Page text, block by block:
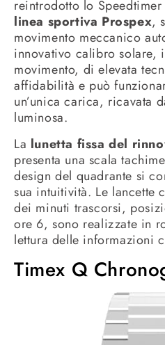
reintrodotto lo
linea sportiva Prospex,
movimento meccanico
innovativo calibro
movimento, di elevata
affidabilità e può
un’unica carica, ricavata
luminosa.
La lunetta fissa del
presenta una scala
design del quadrante si
sua intuitività. Le lancette
dei minuti trascorsi,
ore 6, sono realizzate in
lettura delle informazioni
Timex Q